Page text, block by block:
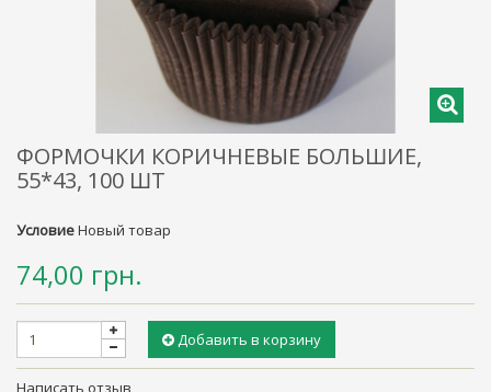
ФОРМОЧКИ КОРИЧНЕВЫЕ БОЛЬШИЕ,
55*43, 100 ШТ
УсловиеНовый товар
74,00 грн.
Добавить в корзину
Написать отзыв